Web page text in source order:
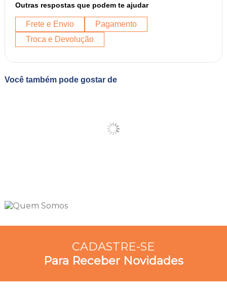
Outras respostas que podem te ajudar
Frete e Envio
Pagamento
Troca e Devolução
Você também pode gostar de
CADASTRE-SE
Para Receber Novidades